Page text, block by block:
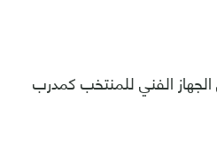
الفني للمنتخب كمدرب